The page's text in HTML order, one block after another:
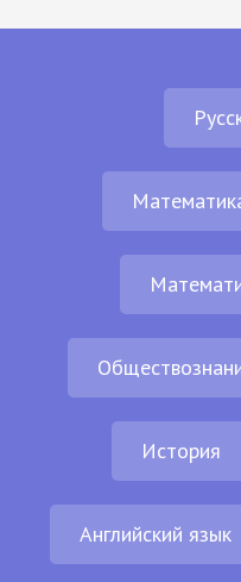
История
Английский язык